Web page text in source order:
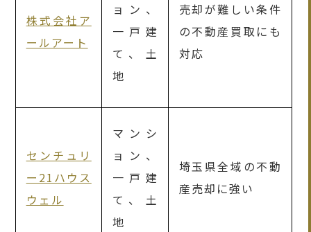
株式会社ア
ールアート
ョン、
一戸建
て、土
地
売却が難しい条件
の不動産買取にも
対応
センチュリ
ー21ハウス
ウェル
マンシ
ョン、
一戸建
て、土
地
埼玉県全域の不動
産売却に強い